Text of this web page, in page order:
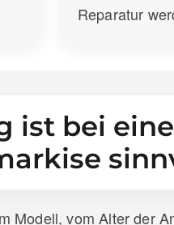
Reparatur
ist bei
Modell, vom Alter der